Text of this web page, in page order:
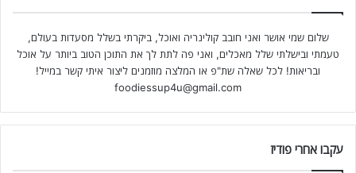
שלום שמי אושר ואני חובב קולינריה ואוכל, ביקרתי בשלל מסעדות בעולם,
טעמתי ובישלתי שלל מאכלים, ואני פה לתת לך את התוכן הטוב ביותר על אוכל
ובריאות! לכל שאלה שת"פ או המלצה מוזמנים ליצור איתי קשר במייל!
foodiessup4u@gmail.com
עקבו אחרי פודיז